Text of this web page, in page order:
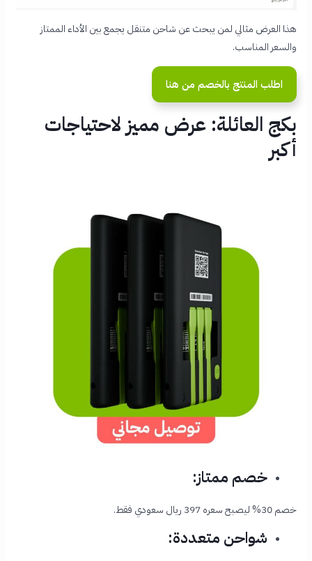
هذا العرض مثالي لمن يبحث عن شاحن متنقل يجمع بين الأداء الممتاز
والسعر المناسب.
اطلب المنتج بالخصم من هنا
بكج العائلة: عرض مميز لاحتياجات
أكبر
خصم ممتاز:
خصم 30% ليصبح سعره 397 ريال سعودي فقط.
شواحن متعددة: